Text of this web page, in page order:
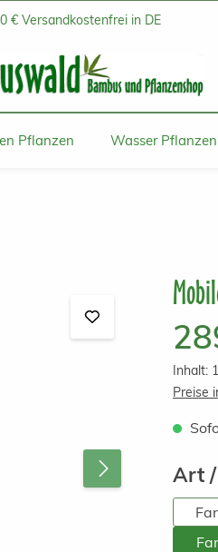
€ Versandkostenfrei in DE
Pflanzen Wasser Pflanzen
Inhalt:
Preise
Art